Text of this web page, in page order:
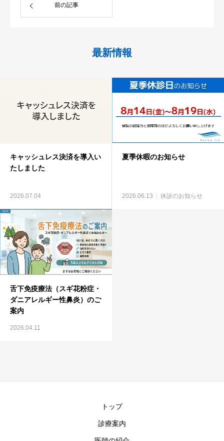
前の記事
最新情報
キャッシュレス決済を導入い
たしました
2026.07.04
夏季休暇のお知らせ
2026.06.13 休診のお知らせ
舌下免疫療法（スギ花粉症・
ダニアレルギー性鼻炎）のご
案内
2026.04.11
トップ
診療案内